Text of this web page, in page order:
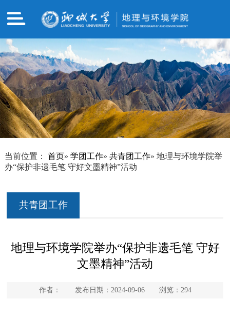
当前位置： 首页» 学团工作» 共青团工作» 地理与环境学院举
办“保护非遗毛笔 守好文墨精神”活动
共青团工作
地理与环境学院举办“保护非遗毛笔 守好
文墨精神”活动
作者： 发布日期：2024-09-06 浏览： 294